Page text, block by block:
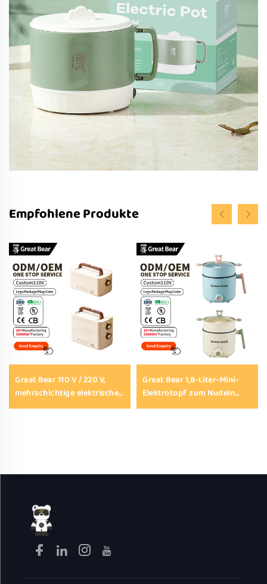
Empfohlene Produkte
Great Bear 110 V / 220 V,
mehrschichtige elektrische
Bento-Box aus Edelstahl
Great Bear 1,8-Liter-Mini-
Elektrotopf zum Nudeln
kochen, Dämpfen und
Kochtopf